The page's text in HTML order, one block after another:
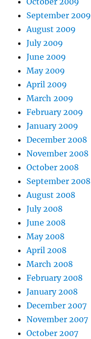
September 2009
August 2009
July 2009
June 2009
May 2009
April 2009
March 2009
February 2009
January 2009
December 2008
November 2008
October 2008
September 2008
August 2008
July 2008
June 2008
May 2008
April 2008
March 2008
February 2008
January 2008
December 2007
November 2007
October 2007